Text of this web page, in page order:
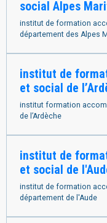
social Alpes
institut de formation
département des Alpes
institut de formation accompagnant
et social de
institut formation
de l’Ardèche
institut de
et social de
institut de formation
département de l'Aude